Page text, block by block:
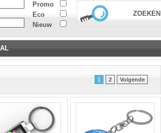
Promo
Eco
Nieuw
ZOEKEN
1 2 Volgende